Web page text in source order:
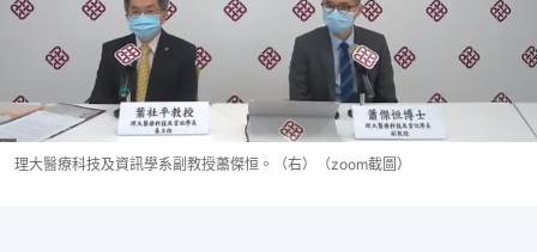
理大醫療科技及資訊學系副教授蕭傑恒。（右）（zoom截圖）